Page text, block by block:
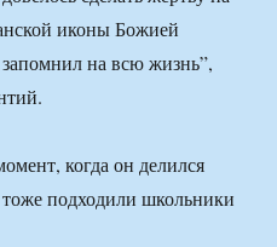
иконы Божией
на всю жизнь”,
когда он делился
подходили школьники